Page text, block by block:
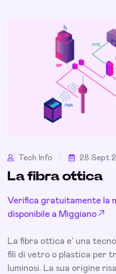
Tech Info 28 Sept
La fibra ottica
Verifica gratuitamente la
disponibile a Miggiano
La fibra ottica e' una
fili di vetro o plastica per
luminosi. La sua origine